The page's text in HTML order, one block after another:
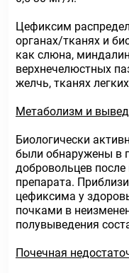
Цефиксим
органах/тканях и
как слюна,
верхнечелюстных
желчь, тканях
Метаболизм и
Биологически
были обнаружены в
добровольцев
препарата.
цефиксима у
почками в
полувыведения
Почечная